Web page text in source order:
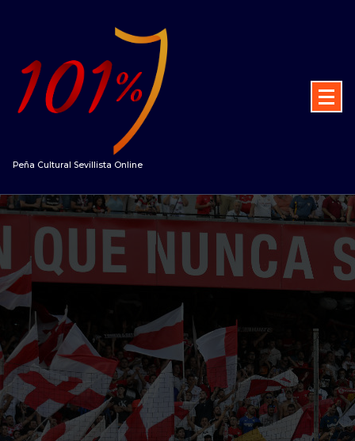
Peña Cultural Sevillista Online